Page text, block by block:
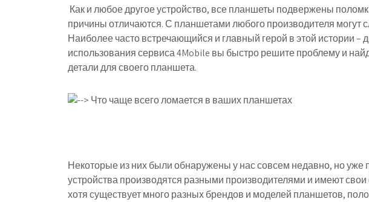
Как и любое другое устройство, все планшеты подвержены
причины отличаются. С планшетами любого производителя могут
Наиболее часто встречающийся и главный герой в этой истории –
использования сервиса 4Mobile вы быстро решите проблему и
детали для своего планшета.
Некоторые из них были обнаружены у нас совсем недавно, но уже
устройства производятся разными производителями и имеют свои
хотя существует много разных брендов и моделей планшетов,